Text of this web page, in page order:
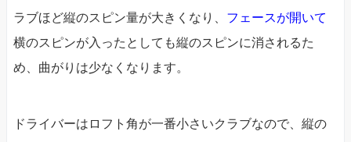
ラブほど縦のスピン量が大きくなり、 フェースが開いて
横のスピンが入ったとしても縦のスピンに消されるた
め、曲がりは少なくなります。
ドライバーはロフト角が一番小さいクラブなので、縦の